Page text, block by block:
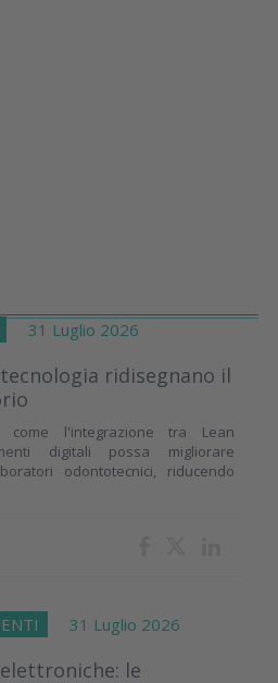
31 Luglio 2026
ridisegnano il
come l'integrazione tra Lean
digitali possa migliorare
odontotecnici, riducendo
31 Luglio 2026
le